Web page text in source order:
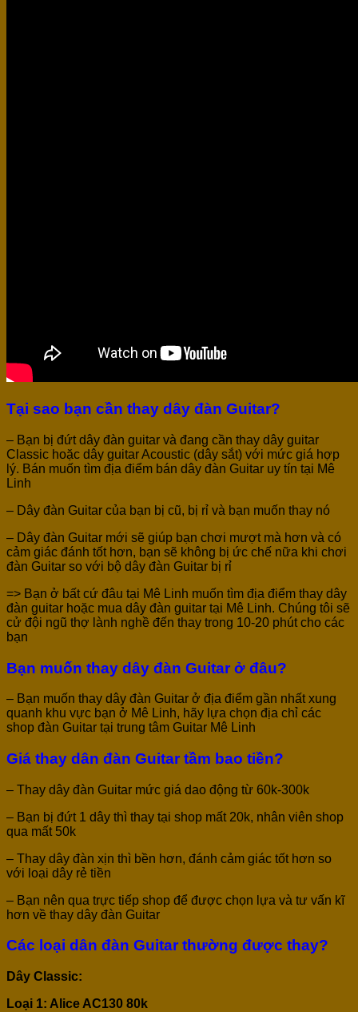
Tại sao bạn cần thay dây đàn Guitar?
– Bạn bị đứt dây đàn guitar và đang cần thay dây guitar
Classic hoặc dây guitar Acoustic (dây sắt) với mức giá hợp
lý. Bán muốn tìm địa điểm bán dây đàn Guitar uy tín tại Mê
Linh
– Dây đàn Guitar của bạn bị cũ, bị rỉ và bạn muốn thay nó
– Dây đàn Guitar mới sẽ giúp bạn chơi mượt mà hơn và có
cảm giác đánh tốt hơn, bạn sẽ không bị ức chế nữa khi chơi
đàn Guitar so với bộ dây đàn Guitar bị rỉ
=> Bạn ở bất cứ đâu tại Mê Linh muốn tìm địa điểm thay dây
đàn guitar hoặc mua dây đàn guitar tại Mê Linh. Chúng tôi sẽ
cử đội ngũ thợ lành nghề đến thay trong 10-20 phút cho các
bạn
Bạn muốn thay dây đàn Guitar ở đâu?
– Bạn muốn thay dây đàn Guitar ở địa điểm gần nhất xung
quanh khu vực bạn ở Mê Linh, hãy lựa chọn địa chỉ các
shop đàn Guitar tại trung tâm Guitar Mê Linh
Giá thay dân đàn Guitar tầm bao tiền?
– Thay dây đàn Guitar mức giá dao động từ 60k-300k
– Bạn bị đứt 1 dây thì thay tại shop mất 20k, nhân viên shop
qua mất 50k
– Thay dây đàn xịn thì bền hơn, đánh cảm giác tốt hơn so
với loại dây rẻ tiền
– Bạn nên qua trực tiếp shop để được chọn lựa và tư vấn kĩ
hơn về thay dây đàn Guitar
Các loại dân đàn Guitar thường được thay?
Dây Classic:
Loại 1: Alice AC130 80k